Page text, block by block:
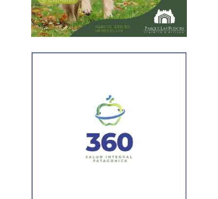
oportunidades, publicidad, transparencia y derecho a la
revisión administrativa».
será tratado este jueves por la Legislatura provincial.
La funcionaria sostuvo además que la iniciativa no solo
representa una solución para los agentes que se
encuentren en condiciones de acceder a la estabilidad,
sino que también busca garantizar que el procedimiento